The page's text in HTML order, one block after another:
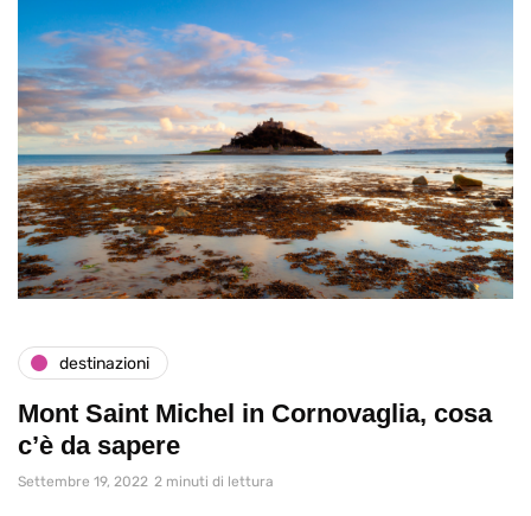
destinazioni
Mont Saint Michel in Cornovaglia, cosa
c’è da sapere
Settembre 19, 2022 2 minuti di lettura